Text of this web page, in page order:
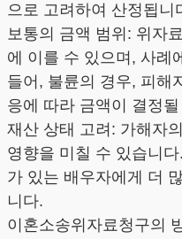
으로 고려하여 산정됩니
보통의 금액 범위: 위자
에 이를 수 있으며, 사례
들어, 불륜의 경우, 피해
응에 따라 금액이 결정
재산 상태 고려: 가해자
영향을 미칠 수 있습니
가 있는 배우자에게 더
니다.
이혼소송위자료청구의